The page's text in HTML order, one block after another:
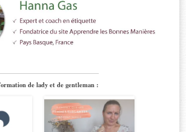
de lady et de gentleman :